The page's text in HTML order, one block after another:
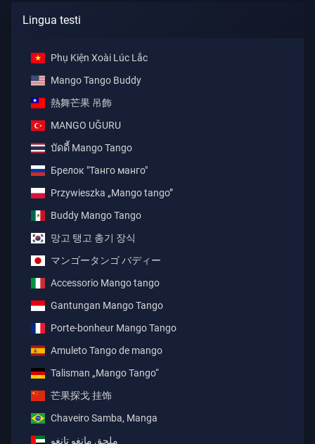
Lingua testi
Phụ Kiện Xoài Lúc Lắc
Mango Tango Buddy
熱舞芒果 吊飾
MANGO UĞURU
บัดดี้ Mango Tango
Брелок "Танго манго"
Przywieszka „Mango tango”
Buddy Mango Tango
망고 탱고 총기 장식
マンゴータンゴ バディー
Accessorio Mango tango
Gantungan Mango Tango
Porte-bonheur Mango Tango
Amuleto Tango de mango
Talisman „Mango Tango“
芒果探戈 挂饰
Chaveiro Samba, Manga
ملحق مانغو تانغو